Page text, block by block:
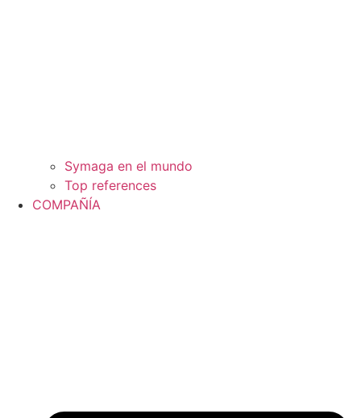
Symaga en el mundo
Top references
COMPAÑÍA